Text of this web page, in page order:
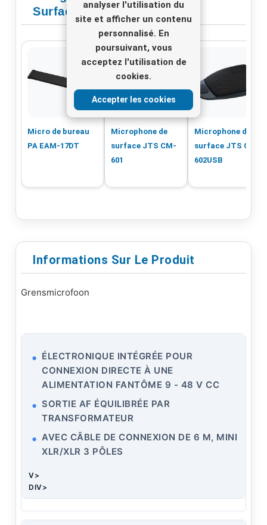
analyser l'utilisation du
site et afficher un contenu
personnalisé. En
poursuivant, vous
acceptez l'utilisation de
cookies.
Accepter les cookies
Surface
Micro de bureau
PA EAM-17DT
Microphone de
surface JTS CM-
601
Microphone de
surface JTS CM-
602USB
Informations Sur Le Produit
Grensmicrofoon
ÉLECTRONIQUE INTÉGRÉE POUR
CONNEXION DIRECTE À UNE
ALIMENTATION FANTÔME 9 - 48 V CC
SORTIE AF ÉQUILIBRÉE PAR
TRANSFORMATEUR
AVEC CÂBLE DE CONNEXION DE 6 M, MINI
XLR/XLR 3 PÔLES
V>
DIV>